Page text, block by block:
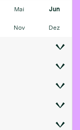
Mai Jun
Nov Dez